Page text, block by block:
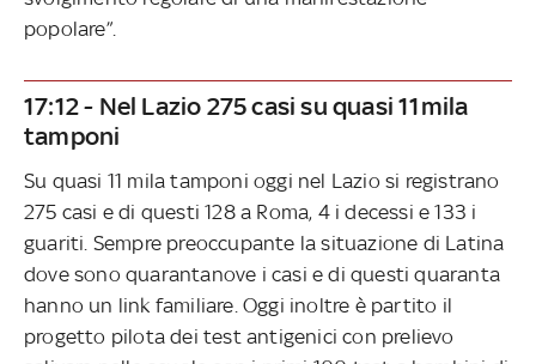
popolare”.
17:12 - Nel Lazio 275 casi su quasi 11mila
tamponi
Su quasi 11 mila tamponi oggi nel Lazio si registrano
275 casi e di questi 128 a Roma, 4 i decessi e 133 i
guariti. Sempre preoccupante la situazione di Latina
dove sono quarantanove i casi e di questi quaranta
hanno un link familiare. Oggi inoltre è partito il
progetto pilota dei test antigenici con prelievo